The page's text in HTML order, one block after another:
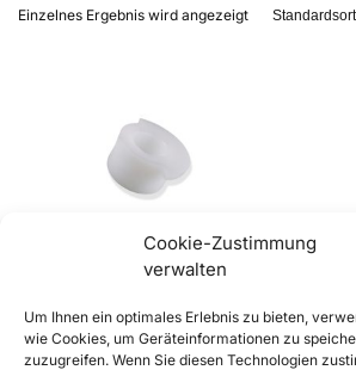
Cookie-Zustimmung
verwalten
Um Ihnen ein optimales Erlebnis zu bieten,
wie Cookies, um Geräteinformationen zu
zuzugreifen. Wenn Sie diesen Technologien
Einzelnes Ergebnis wird angezeigt
356 BT5 – C Buchse für
Schaltstangenkupplung
€5,90 inkl. Mwst